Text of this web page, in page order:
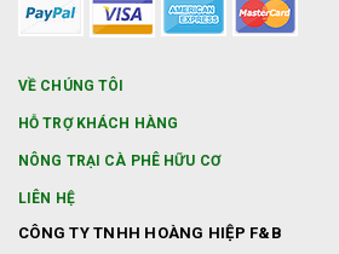
VỀ CHÚNG TÔI
HỖ TRỢ KHÁCH HÀNG
NÔNG TRẠI CÀ PHÊ HỮU CƠ
LIÊN HỆ
CÔNG TY TNHH HOÀNG HIỆP F&B